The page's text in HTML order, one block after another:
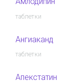
таблетки
Ангиаканд
таблетки
Апекстатин